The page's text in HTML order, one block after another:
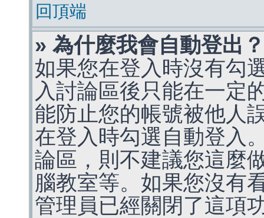
回頂端
» 為什麼我會自動登出？
如果您在登入時沒有勾
入討論區後只能在一定
能防止您的帳號被他人
在登入時勾選自動登入
論區，則不建議您這麼
腦教室等。如果您沒有
管理員已經關閉了這項